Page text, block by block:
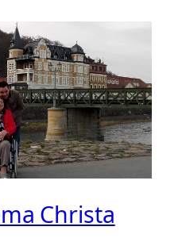
Christa